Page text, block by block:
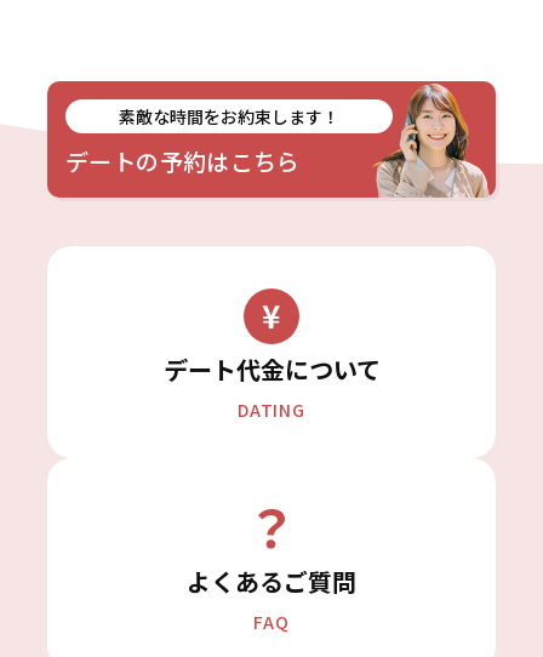
素敵な時間をお約束します！
デートの予約はこちら
デート代金について
DATING
よくあるご質問
FAQ